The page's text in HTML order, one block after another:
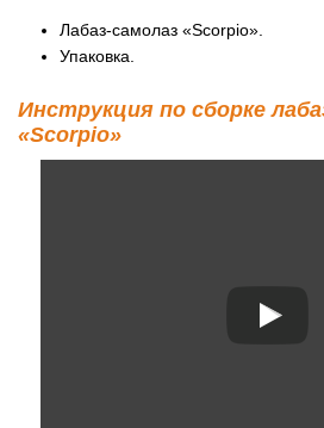
Лабаз-самолаз «Scorpio».
Упаковка.
Инструкция по сборке
«Scorpio»